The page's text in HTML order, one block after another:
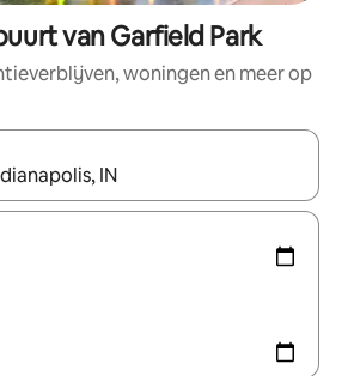
van Garfield Park
woningen en meer op
beschikbaar zijn, maak je een keuze